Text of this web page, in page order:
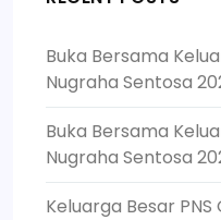
Buka Bersama
Nugraha Sentosa
Buka Bersama
Nugraha Sentosa
Keluarga Besar PNS